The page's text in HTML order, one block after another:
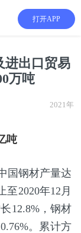
打开APP
进出口贸易
万吨
2021年
吨
国钢材产量达
至2020年12月
12.8%，钢材
。累计方